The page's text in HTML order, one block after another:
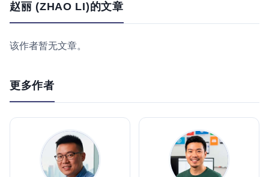
赵丽 (ZHAO LI)的文章
该作者暂无文章。
更多作者